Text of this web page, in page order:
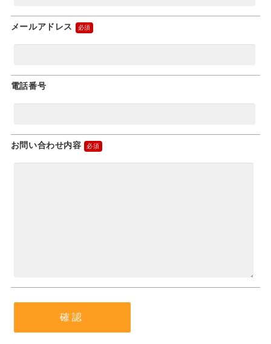
メールアドレス
電話番号
お問い合わせ内容